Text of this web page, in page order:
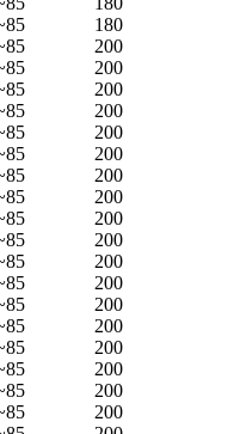
180
200
200
200
200
200
200
200
200
200
200
200
200
200
200
200
200
200
200